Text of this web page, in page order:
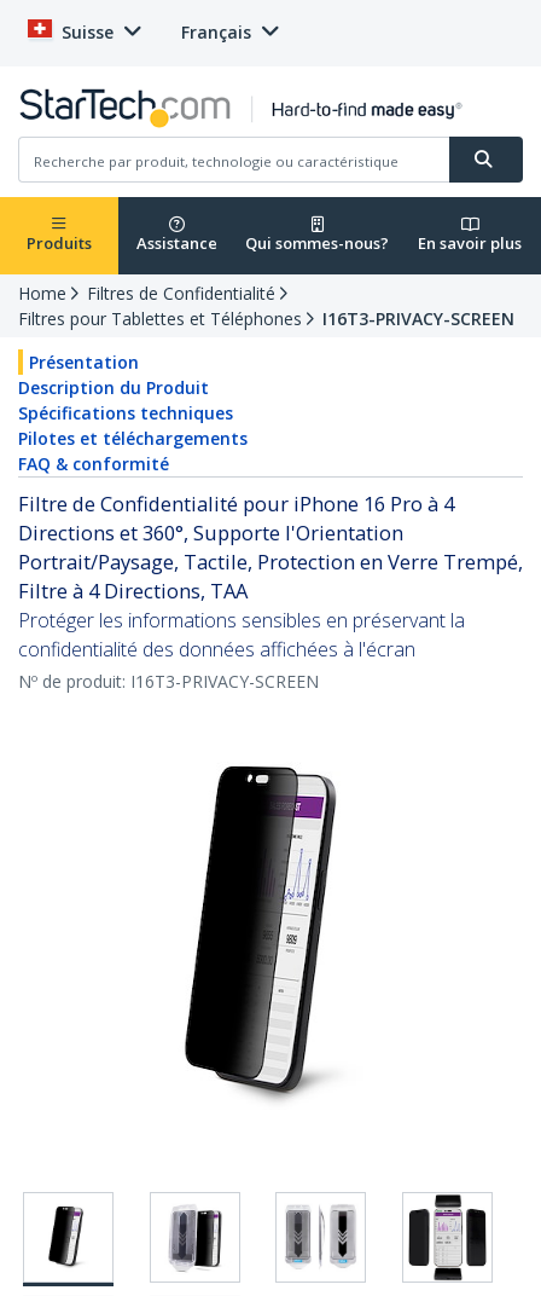
Suisse Français
Produits Assistance Qui sommes-nous? En savoir plus
Home
Filtres de Confidentialité
Filtres pour Tablettes et Téléphones
I16T3-PRIVACY-SCREEN
Présentation
Description du Produit
Spécifications techniques
Pilotes et téléchargements
FAQ & conformité
Filtre de Confidentialité pour iPhone 16 Pro à 4
Directions et 360°, Supporte l'Orientation
Portrait/Paysage, Tactile, Protection en Verre Trempé,
Filtre à 4 Directions, TAA
Protéger les informations sensibles en préservant la
confidentialité des données affichées à l'écran
Nº de produit: I16T3-PRIVACY-SCREEN